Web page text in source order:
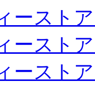
ースト
ースト
ースト